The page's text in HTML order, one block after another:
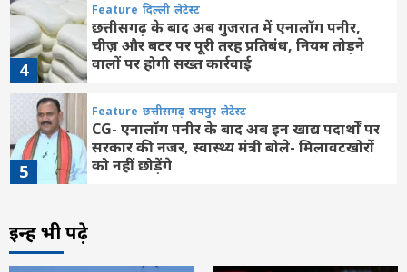
4
Feature दिल्ली लेटेस्ट
छत्तीसगढ़ के बाद अब गुजरात में एनालॉग पनीर,
चीज़ और बटर पर पूरी तरह प्रतिबंध, नियम तोड़ने
वालों पर होगी सख्त कार्रवाई
5
Feature छत्तीसगढ़ रायपुर लेटेस्ट
CG- एनालॉग पनीर के बाद अब इन खाद्य पदार्थों पर
सरकार की नजर, स्वास्थ्य मंत्री बोले- मिलावटखोरों
को नहीं छोड़ेंगे
इन्हें भी पढ़े